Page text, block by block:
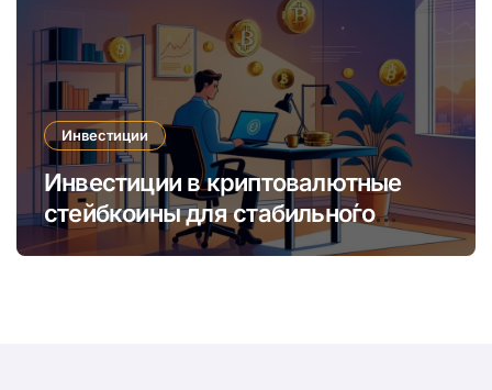
Инвестиции
Инвестиции в криптовалютные
стейбкоины для стабильно́го
онлайн-заработка в условиях